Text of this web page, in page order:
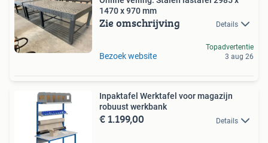
1470 x 970 mm
Zie omschrijving Details
Bezoek website
Topadvertentie
3 aug 26
Inpaktafel Werktafel voor magazijn
robuust werkbank
€ 1.199,00 Details